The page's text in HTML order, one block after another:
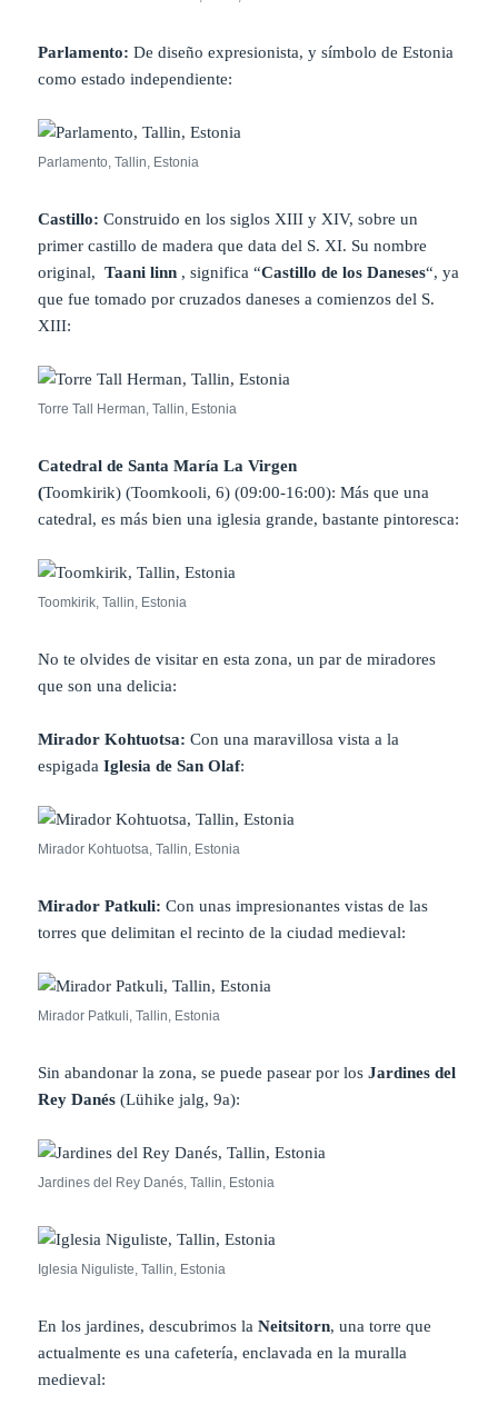
Parlamento:De diseño expresionista, y símbolo de Estonia
como estado independiente:
Parlamento, Tallin, Estonia
Castillo:Construido en los siglos XIII y XIV, sobre un
primer castillo de madera que data del S. XI. Su nombre
original,Taani linn , significa “Castillo de los Daneses“, ya
que fue tomado por cruzados daneses a comienzos del S.
XIII:
Torre Tall Herman, Tallin, Estonia
Catedral de Santa María La Virgen
(Toomkirik) (Toomkooli, 6) (09:00-16:00): Más que una
catedral, es más bien una iglesia grande, bastante pintoresca:
Toomkirik, Tallin, Estonia
No te olvides de visitar en esta zona, un par de miradores
que son una delicia:
Mirador Kohtuotsa:Con una maravillosa vista a la
espigadaIglesia de San Olaf:
Mirador Kohtuotsa, Tallin, Estonia
Mirador Patkuli:Con unas impresionantes vistas de las
torres que delimitan el recinto de la ciudad medieval:
Mirador Patkuli, Tallin, Estonia
Sin abandonar la zona, se puede pasear por losJardines del
Rey Danés(Lühike jalg, 9a):
Jardines del Rey Danés, Tallin, Estonia
Iglesia Niguliste, Tallin, Estonia
En los jardines, descubrimos laNeitsitorn, una torre que
actualmente es una cafetería, enclavada en la muralla
medieval: